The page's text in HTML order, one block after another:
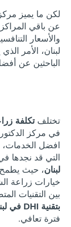
لكن ما يميز
عن باقي المراكز
والأسعار
لبنان، الأمر
الباحثين عن
تختلفتكلفة
في مركز
افضل الخدمات،
التي قد نجدها
لبنان، حيث
خيارات زراعة
بين التقنيات
بتقنية DHI في لبنان
فترة تعافي.